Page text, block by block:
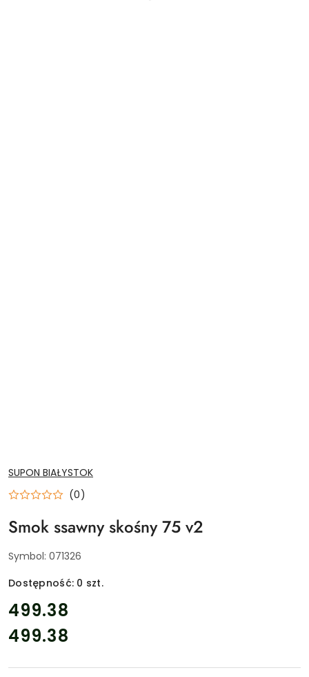
NAZWA
PRODUCENTA:
SUPON BIAŁYSTOK
(0)
Smok ssawny skośny 75 v2
Symbol: 071326
Dostępność: 0 szt.
cena:
499.38
Cena:
499.38